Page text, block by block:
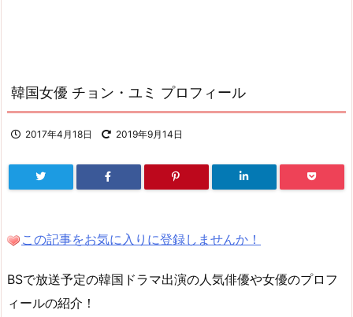
韓国女優 チョン・ユミ プロフィール
2017年4月18日 2019年9月14日
この記事をお気に入りに登録しませんか！
BSで放送予定の韓国ドラマ出演の人気俳優や女優のプロフ
ィールの紹介！